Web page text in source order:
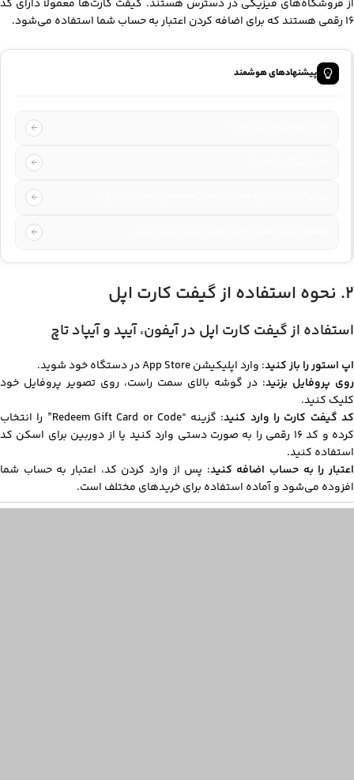
از فروشگاه‌های فیزیکی در دسترس هستند. گیفت کارت‌ها معمولاً دارای کد
16 رقمی هستند که برای اضافه کردن اعتبار به حساب شما استفاده می‌شود.
پیشنهادهای هوشمند
۲. نحوه استفاده از گیفت کارت اپل
استفاده از گیفت کارت اپل در آیفون، آیپد و آیپاد تاچ
اپ استور را باز کنید: وارد اپلیکیشن App Store در دستگاه خود شوید.
روی پروفایل بزنید: در گوشه بالای سمت راست، روی تصویر پروفایل خود
کلیک کنید.
کد گیفت کارت را وارد کنید
: گزینه “Redeem Gift Card or Code” را انتخاب
کرده و کد 16 رقمی را به صورت دستی وارد کنید یا از دوربین برای اسکن کد
استفاده کنید.
اعتبار را به حساب اضافه کنید: پس از وارد کردن کد، اعتبار به حساب شما
افزوده می‌شود و آماده استفاده برای خریدهای مختلف است.